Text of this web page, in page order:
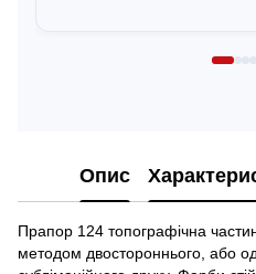
Опис
Прапор 124 топографічна
методом двостороннього, або